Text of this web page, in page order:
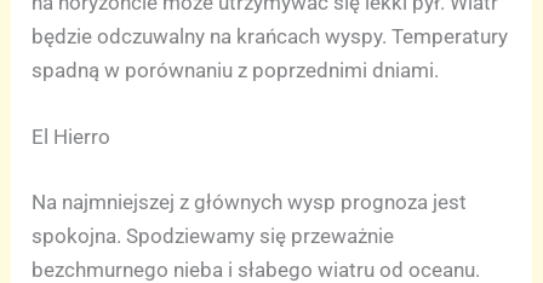
będzie odczuwalny na krańcach wyspy. Temperatury
spadną w porównaniu z poprzednimi dniami.
El Hierro
Na najmniejszej z głównych wysp prognoza jest
spokojna. Spodziewamy się przeważnie
bezchmurnego nieba i słabego wiatru od oceanu.